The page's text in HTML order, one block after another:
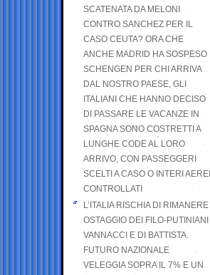
SCATENATA DA MELONI
CONTRO SANCHEZ PER IL
CASO CEUTA? ORA CHE
ANCHE MADRID HA SOSPESO
SCHENGEN PER CHI ARRIVA
DAL NOSTRO PAESE, GLI
ITALIANI CHE HANNO DECISO
DI PASSARE LE VACANZE IN
SPAGNA SONO COSTRETTI A
LUNGHE CODE AL LORO
ARRIVO, CON PASSEGGERI
SCELTI A CASO O INTERI AEREI
CONTROLLATI
L’ITALIA RISCHIA DI RIMANERE
OSTAGGIO DEI FILO-PUTINIANI
VANNACCI E DI BATTISTA.
FUTURO NAZIONALE
VELEGGIA SOPRA IL 7% E UN